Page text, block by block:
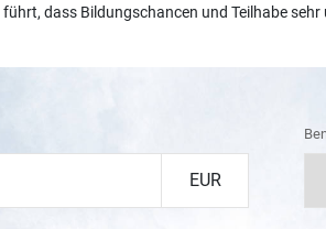
dass Bildungschancen und Teilhabe
EUR